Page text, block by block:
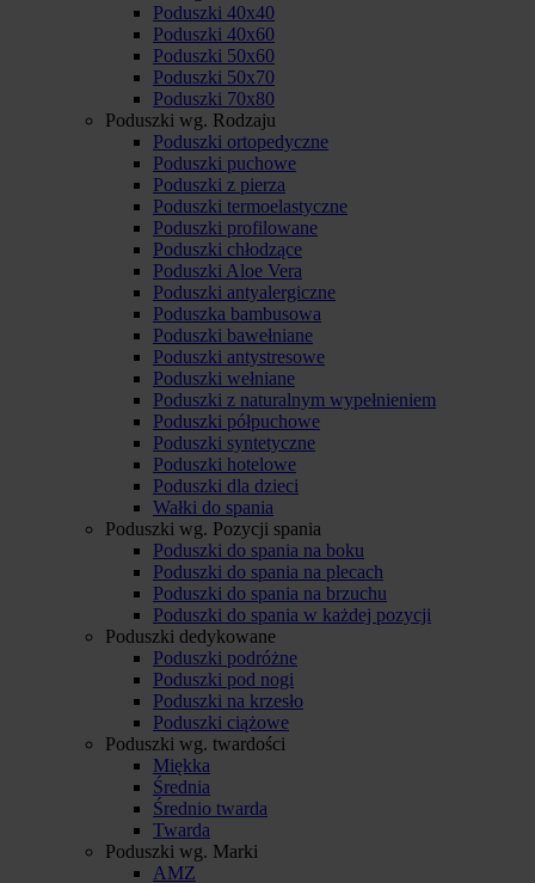
Poduszki 40x40
Poduszki 40x60
Poduszki 50x60
Poduszki 50x70
Poduszki 70x80
Poduszki wg. Rodzaju
Poduszki ortopedyczne
Poduszki puchowe
Poduszki z pierza
Poduszki termoelastyczne
Poduszki profilowane
Poduszki chłodzące
Poduszki Aloe Vera
Poduszki antyalergiczne
Poduszka bambusowa
Poduszki bawełniane
Poduszki antystresowe
Poduszki wełniane
Poduszki z naturalnym wypełnieniem
Poduszki półpuchowe
Poduszki syntetyczne
Poduszki hotelowe
Poduszki dla dzieci
Wałki do spania
Poduszki wg. Pozycji spania
Poduszki do spania na boku
Poduszki do spania na plecach
Poduszki do spania na brzuchu
Poduszki do spania w każdej pozycji
Poduszki dedykowane
Poduszki podróżne
Poduszki pod nogi
Poduszki na krzesło
Poduszki ciążowe
Poduszki wg. twardości
Miękka
Średnia
Średnio twarda
Twarda
Poduszki wg. Marki
AMZ